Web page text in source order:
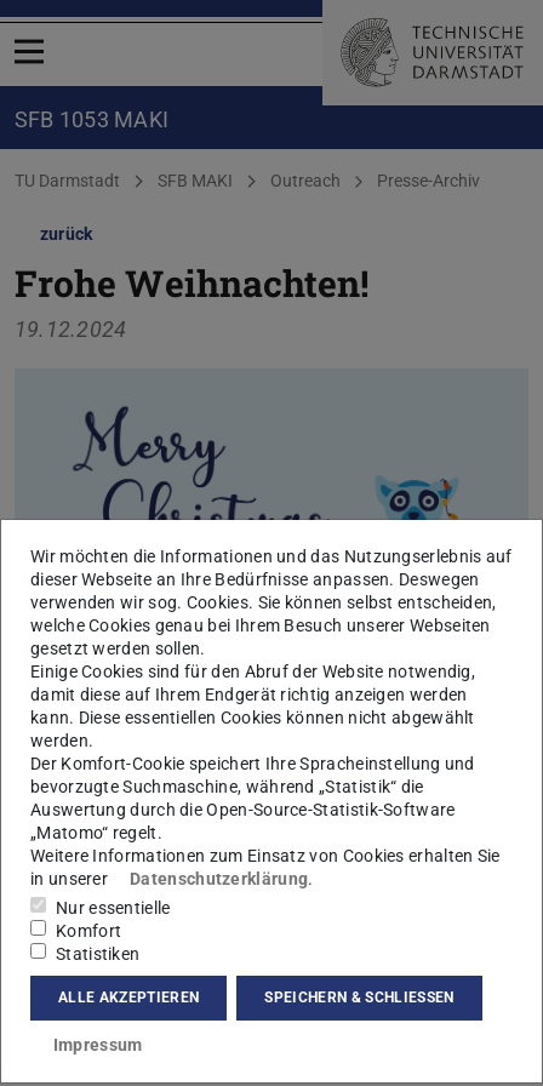
Menü öffnen
SFB 1053 MAKI
Sie befinden sich hier:
TU Darmstadt SFB MAKI Outreach Presse-Archiv
zurück
Frohe Weihnachten!
19.12.2024
Der Sonderforschungsbereich MAKI wünscht allen
Mitgliedern und ihren Familien frohe und friedliche
Weihnachtstage!
KONTAKT
Wir möchten die Informationen und das Nutzungserlebnis auf
dieser Webseite an Ihre Bedürfnisse anpassen. Deswegen
verwenden wir sog. Cookies. Sie können selbst entscheiden,
welche Cookies genau bei Ihrem Besuch unserer Webseiten
gesetzt werden sollen.
Einige Cookies sind für den Abruf der Website notwendig,
damit diese auf Ihrem Endgerät richtig anzeigen werden
kann. Diese essentiellen Cookies können nicht abgewählt
werden.
Der Komfort-Cookie speichert Ihre Spracheinstellung und
bevorzugte Suchmaschine, während „Statistik“ die
Auswertung durch die Open-Source-Statistik-Software
„Matomo“ regelt.
Weitere Informationen zum Einsatz von Cookies erhalten Sie
in unserer
Datenschutzerklärung.
Nur essentielle
Komfort
Statistiken
ALLE AKZEPTIEREN SPEICHERN & SCHLIESSEN
Impressum